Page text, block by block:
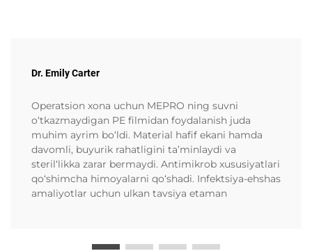
Dr. Emily Carter
Operatsion xona uchun MEPRO ning suvni
o‘tkazmaydigan PE filmidan foydalanish juda
muhim ayrim bo‘ldi. Material hafif ekani hamda
davomli, buyurik rahatligini ta’minlaydi va
steril‘likka zarar bermaydi. Antimikrob xususiyatlari
qo‘shimcha himoyalarni qo‘shadi. Infektsiya-ehshas
amaliyotlar uchun ulkan tavsiya etaman